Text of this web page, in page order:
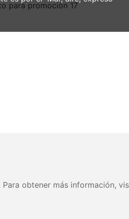
obtener más información,